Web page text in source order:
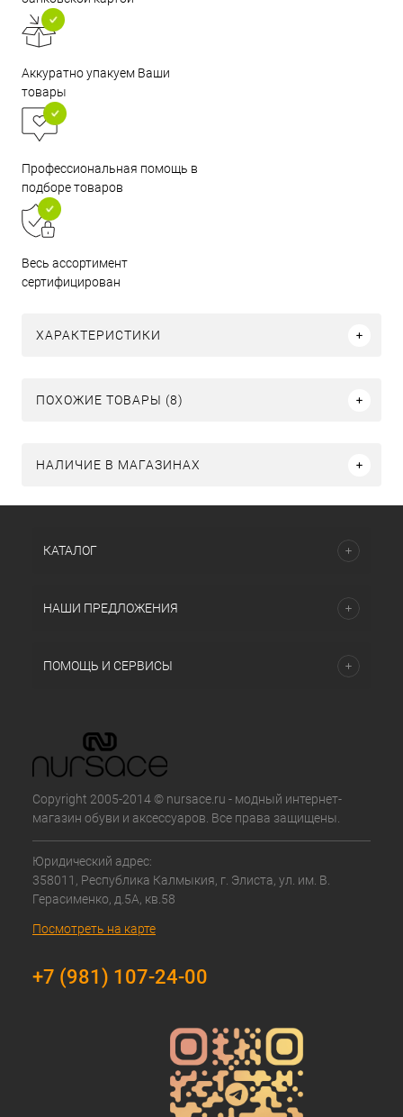
Аккуратно упакуем Ваши
товары
Профессиональная помощь в
подборе товаров
Весь ассортимент
сертифицирован
ХАРАКТЕРИСТИКИ
ПОХОЖИЕ ТОВАРЫ (8)
НАЛИЧИЕ В МАГАЗИНАХ
КАТАЛОГ
НАШИ ПРЕДЛОЖЕНИЯ
ПОМОЩЬ И СЕРВИСЫ
Copyright 2005-2014 © nursace.ru - модный интернет-
магазин обуви и аксессуаров. Все права защищены.
Юридический адрес:
358011, Республика Калмыкия, г. Элиста, ул. им. В.
Герасименко, д.5А, кв.58
Посмотреть на карте
+7 (981) 107-24-00